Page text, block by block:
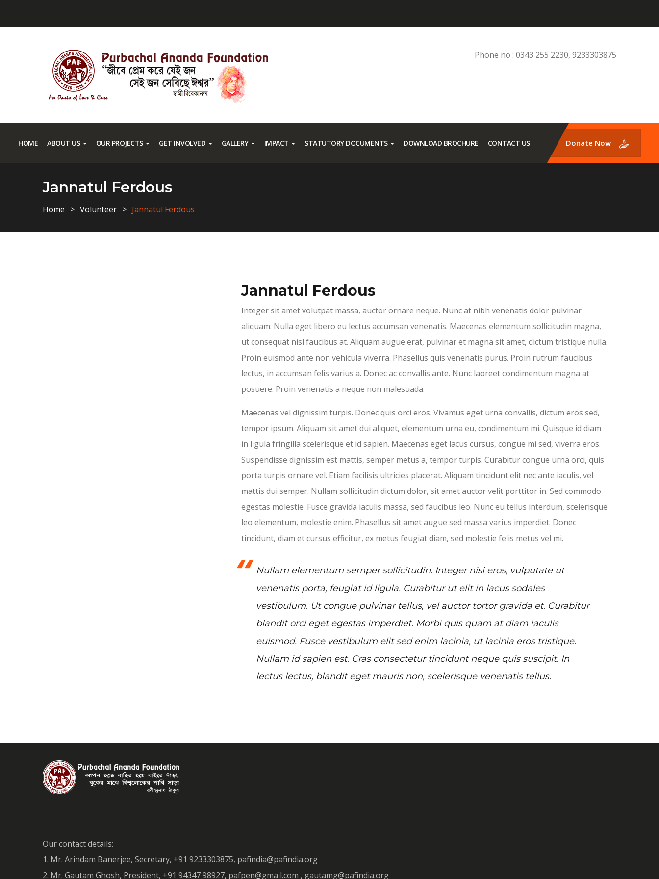
Phone no : 0343 255 2230, 9233303875
HOME ABOUT US OUR PROJECTS GET INVOLVED GALLERY IMPACT STATUTORY DOCUMENTS DOWNLOAD BROCHURE CONTACT US Donate Now
Jannatul Ferdous
Home Volunteer Jannatul Ferdous
Jannatul Ferdous
Integer sit amet volutpat massa, auctor ornare neque. Nunc at nibh venenatis dolor pulvinar
aliquam. Nulla eget libero eu lectus accumsan venenatis. Maecenas elementum sollicitudin magna,
ut consequat nisl faucibus at. Aliquam augue erat, pulvinar et magna sit amet, dictum tristique nulla.
Proin euismod ante non vehicula viverra. Phasellus quis venenatis purus. Proin rutrum faucibus
lectus, in accumsan felis varius a. Donec ac convallis ante. Nunc laoreet condimentum magna at
posuere. Proin venenatis a neque non malesuada.
Maecenas vel dignissim turpis. Donec quis orci eros. Vivamus eget urna convallis, dictum eros sed,
tempor ipsum. Aliquam sit amet dui aliquet, elementum urna eu, condimentum mi. Quisque id diam
in ligula fringilla scelerisque et id sapien. Maecenas eget lacus cursus, congue mi sed, viverra eros.
Suspendisse dignissim est mattis, semper metus a, tempor turpis. Curabitur congue urna orci, quis
porta turpis ornare vel. Etiam facilisis ultricies placerat. Aliquam tincidunt elit nec ante iaculis, vel
mattis dui semper. Nullam sollicitudin dictum dolor, sit amet auctor velit porttitor in. Sed commodo
egestas molestie. Fusce gravida iaculis massa, sed faucibus leo. Nunc eu tellus interdum, scelerisque
leo elementum, molestie enim. Phasellus sit amet augue sed massa varius imperdiet. Donec
tincidunt, diam et cursus efficitur, ex metus feugiat diam, sed molestie felis metus vel mi.
Nullam elementum semper sollicitudin. Integer nisi eros, vulputate ut
venenatis porta, feugiat id ligula. Curabitur ut elit in lacus sodales
vestibulum. Ut congue pulvinar tellus, vel auctor tortor gravida et. Curabitur
blandit orci eget egestas imperdiet. Morbi quis quam at diam iaculis
euismod. Fusce vestibulum elit sed enim lacinia, ut lacinia eros tristique.
Nullam id sapien est. Cras consectetur tincidunt neque quis suscipit. In
lectus lectus, blandit eget mauris non, scelerisque venenatis tellus.
Our contact details:
1. Mr. Arindam Banerjee, Secretary, +91 9233303875, pafindia@pafindia.org
2. Mr. Gautam Ghosh, President, +91 94347 98927, pafpen@gmail.com , gautamg@pafindia.org